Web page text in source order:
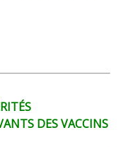
DES VACCINS